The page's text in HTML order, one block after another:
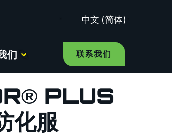
中文 (简体)
们 联系我们
PLUS
化服